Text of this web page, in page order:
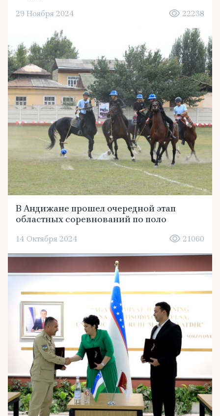
29 Ноября 2024 22238
В Андижане прошел очередной этап
областных соревнований по поло
14 Октября 2024 21060